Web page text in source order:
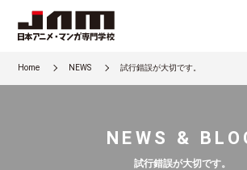
Home NEWS 試行錯誤が大切です。
NEWS &
試行錯誤が大切です。